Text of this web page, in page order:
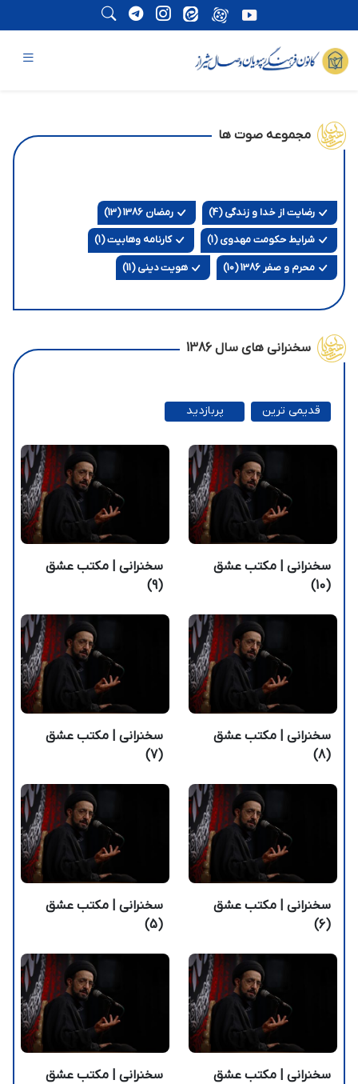
مجموعه صوت ها
رضایت از خدا و زندگی (4) رمضان 1386 (13)
شرایط حکومت مهدوی (1) کارنامه وهابیت (1)
محرم و صفر 1386 (10) هویت دینی (11)
سخنرانی های سال 1386
پربازدید
قدیمی ترین
سخنرانی | مکتب عشق
(10)
سخنرانی | مکتب عشق
(9)
سخنرانی | مکتب عشق
(8)
سخنرانی | مکتب عشق
(7)
سخنرانی | مکتب عشق
(6)
سخنرانی | مکتب عشق
(5)
سخنرانی | مکتب عشق
سخنرانی | مکتب عشق